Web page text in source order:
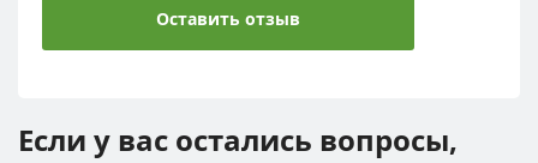
Оставить отзыв
Если у вас остались вопросы,